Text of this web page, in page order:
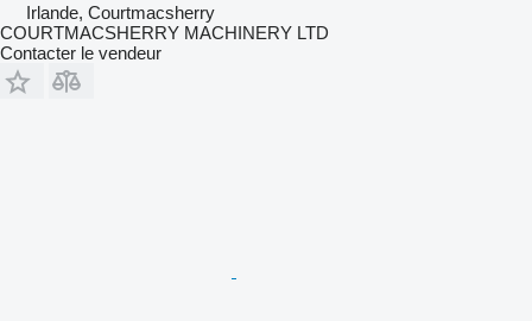
Irlande, Courtmacsherry
COURTMACSHERRY MACHINERY LTD
Contacter le vendeur